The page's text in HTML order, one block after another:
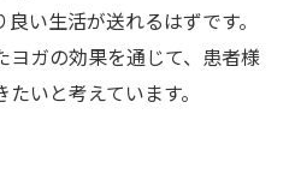
い生活が送れるはずです。
ガの効果を通じて、患者様
いと考えています。